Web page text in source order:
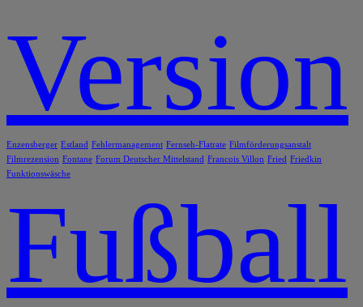
Version
Enzensberger Estland Fehlermanagement Fernseh-Flatrate Filmförderungsanstalt
Filmrezension Fontane Forum Deutscher Mittelstand Francois Villon Fried Friedkin
Funktionswäsche
Fußball